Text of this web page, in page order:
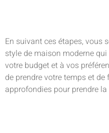
En suivant ces étapes, vous
style de maison moderne
votre budget et à vos
de prendre votre temps et de
approfondies pour prendre